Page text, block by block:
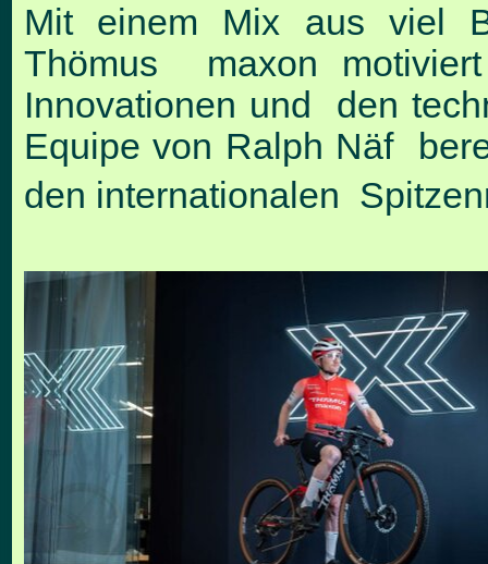
Mit einem Mix aus viel
Thömus maxon
Innovationen und den
Equipe von Ralph Näf
den internationalen